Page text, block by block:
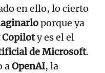
en ello, lo cierto
porque ya
y es el el
de Microsoft.
aOpenAI, la